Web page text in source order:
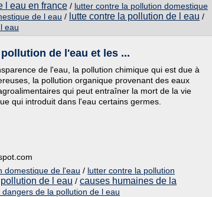
l eau en france / lutter contre la pollution domestique
de l eau / lutte contre la pollution de l eau /
eau
de l'eau et les ...
de l'eau, la pollution chimique qui est due à
la pollution organique provenant des eaux
qui peut entraîner la mort de la vie
qui introduit dans l'eau certains germes.
domestique de l'eau / lutter contre la pollution
de l eau / causes humaines de la
de la pollution de l eau